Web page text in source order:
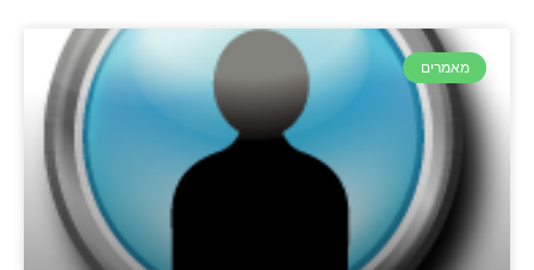
מאמרים